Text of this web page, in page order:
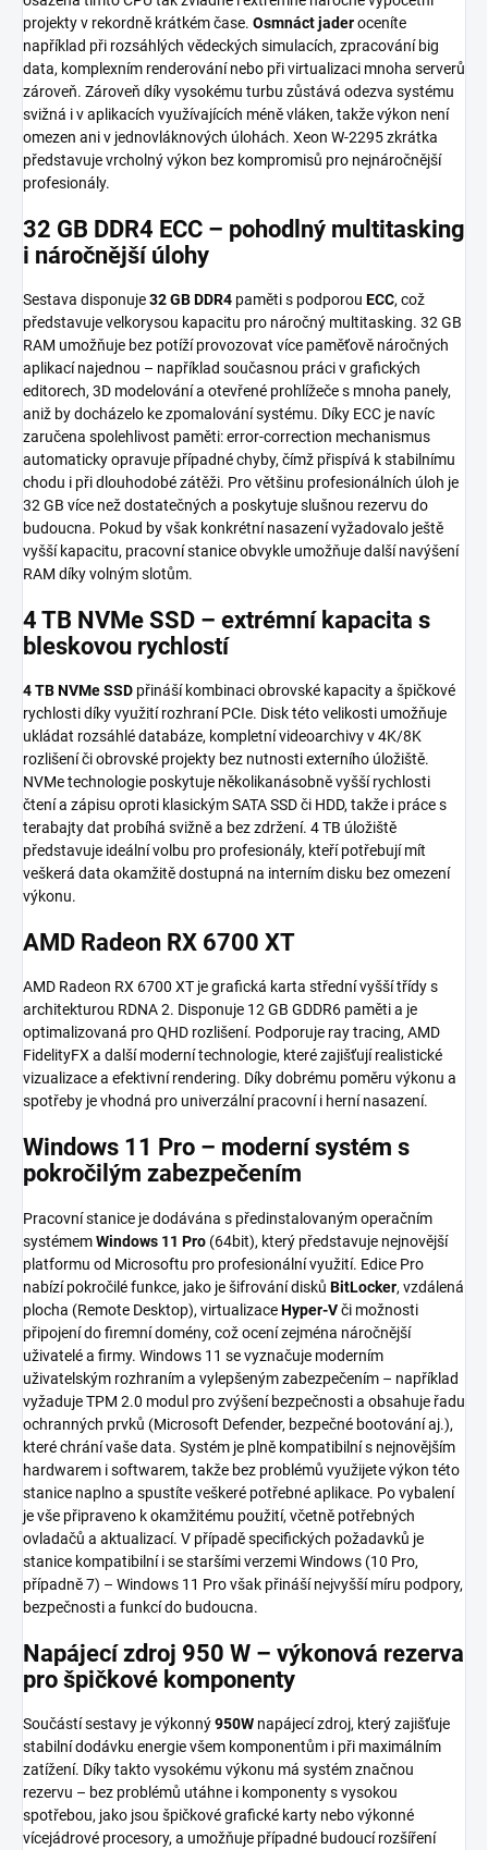
projekty v rekordně krátkém čase. Osmnáct jaderoceníte
například při rozsáhlých vědeckých simulacích, zpracování big
data, komplexním renderování nebo při virtualizaci mnoha serverů
zároveň. Zároveň díky vysokému turbu zůstává odezva systému
svižná i v aplikacích využívajících méně vláken, takže výkon není
omezen ani v jednovláknových úlohách. Xeon W-2295 zkrátka
představuje vrcholný výkon bez kompromisů pro nejnáročnější
profesionály.
32 GB DDR4 ECC – pohodlný multitasking
i náročnější úlohy
Sestava disponuje32 GB DDR4 paměti s podporou ECC, což
představuje velkorysou kapacitu pro náročný multitasking. 32 GB
RAM umožňuje bez potíží provozovat více paměťově náročných
aplikací najednou – například současnou práci v grafických
editorech, 3D modelování a otevřené prohlížeče s mnoha panely,
aniž by docházelo ke zpomalování systému. Díky ECC je navíc
zaručena spolehlivost paměti: error-correction mechanismus
automaticky opravuje případné chyby, čímž přispívá k stabilnímu
chodu i při dlouhodobé zátěži. Pro většinu profesionálních úloh je
32 GB více než dostatečných a poskytuje slušnou rezervu do
budoucna. Pokud by však konkrétní nasazení vyžadovalo ještě
vyšší kapacitu, pracovní stanice obvykle umožňuje další navýšení
RAM díky volným slotům.
4 TB NVMe SSD – extrémní kapacita s
bleskovou rychlostí
4 TB NVMe SSD přináší kombinaci obrovské kapacity a špičkové
rychlosti díky využití rozhraní PCIe. Disk této velikosti umožňuje
ukládat rozsáhlé databáze, kompletní videoarchivy v 4K/8K
rozlišení či obrovské projekty bez nutnosti externího úložiště.
NVMe technologie poskytuje několikanásobně vyšší rychlosti
čtení a zápisu oproti klasickým SATA SSD či HDD, takže i práce s
terabajty dat probíhá svižně a bez zdržení. 4 TB úložiště
představuje ideální volbu pro profesionály, kteří potřebují mít
veškerá data okamžitě dostupná na interním disku bez omezení
výkonu.
AMD Radeon RX 6700 XT
AMD Radeon RX 6700 XT je grafická karta střední vyšší třídy s
architekturou RDNA 2. Disponuje 12 GB GDDR6 paměti a je
optimalizovaná pro QHD rozlišení. Podporuje ray tracing, AMD
FidelityFX a další moderní technologie, které zajišťují realistické
vizualizace a efektivní rendering. Díky dobrému poměru výkonu a
spotřeby je vhodná pro univerzální pracovní i herní nasazení.
Windows 11 Pro – moderní systém s
pokročilým zabezpečením
Pracovní stanice je dodávána s předinstalovaným operačním
systémemWindows 11 Pro (64bit), který představuje nejnovější
platformu od Microsoftu pro profesionální využití. Edice Pro
nabízí pokročilé funkce, jako je šifrování disků BitLocker, vzdálená
plocha (Remote Desktop), virtualizaceHyper-Vči možnosti
připojení do firemní domény, což ocení zejména náročnější
uživatelé a firmy. Windows 11 se vyznačuje moderním
uživatelským rozhraním a vylepšeným zabezpečením – například
vyžaduje TPM 2.0 modul pro zvýšení bezpečnosti a obsahuje řadu
ochranných prvků (Microsoft Defender, bezpečné bootování aj.),
které chrání vaše data. Systém je plně kompatibilní s nejnovějším
hardwarem i softwarem, takže bez problémů využijete výkon této
stanice naplno a spustíte veškeré potřebné aplikace. Po vybalení
je vše připraveno k okamžitému použití, včetně potřebných
ovladačů a aktualizací. V případě specifických požadavků je
stanice kompatibilní i se staršími verzemi Windows (10 Pro,
případně 7) – Windows 11 Pro však přináší nejvyšší míru podpory,
bezpečnosti a funkcí do budoucna.
Napájecí zdroj 950 W – výkonová rezerva
pro špičkové komponenty
Součástí sestavy je výkonný950W napájecí zdroj, který zajišťuje
stabilní dodávku energie všem komponentům i při maximálním
zatížení. Díky takto vysokému výkonu má systém značnou
rezervu – bez problémů utáhne i komponenty s vysokou
spotřebou, jako jsou špičkové grafické karty nebo výkonné
vícejádrové procesory, a umožňuje případné budoucí rozšíření